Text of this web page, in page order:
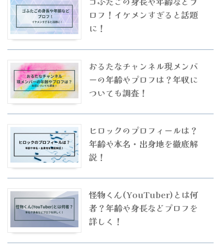
ロフ！イケメンすぎると話題
に！
おるたなチャンネル現メンバ
ーの年齢やプロフは？年収に
ついても調査！
ヒロックのプロフィールは？
年齢や本名・出身地を徹底解
説！
怪物くん(YouTuber)とは何
者？年齢や身長などプロフを
詳しく！